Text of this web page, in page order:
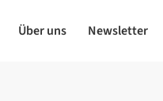
Über uns Newsletter